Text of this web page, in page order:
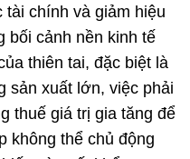
chính và giảm hiệu
bối cảnh nền kinh tế
thiên tai, đặc biệt là
sản xuất lớn, việc phải
thuế giá trị gia tăng để
không thể chủ động